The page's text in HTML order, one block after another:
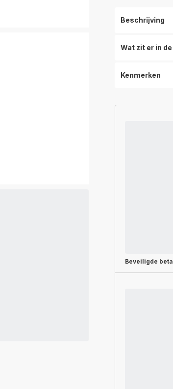
Beschrijving
Wat zit er in
Kenmerken
Beveiligde